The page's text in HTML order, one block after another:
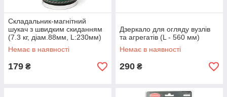
Складальник-магнітний
шукач з швидким скиданням
(7.3 кг, діам.88мм, L:230мм)
ROCKFORCE RF-88012
Немає в наявності
179 ₴
Дзеркало для огляду вузлів
та агрегатів (L - 560 мм)
Немає в наявності
290 ₴